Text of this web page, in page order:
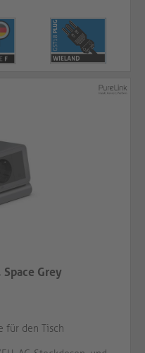
Grey
für den Tisch